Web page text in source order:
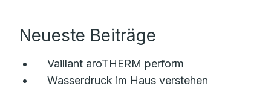
Neueste Beiträge
Vaillant aroTHERM perform
Wasserdruck im Haus verstehen